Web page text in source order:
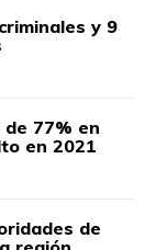
y 9
77% en
en 2021
de